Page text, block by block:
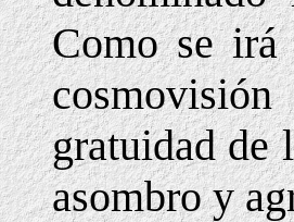
Como se irá
gratuidad de
asombro y